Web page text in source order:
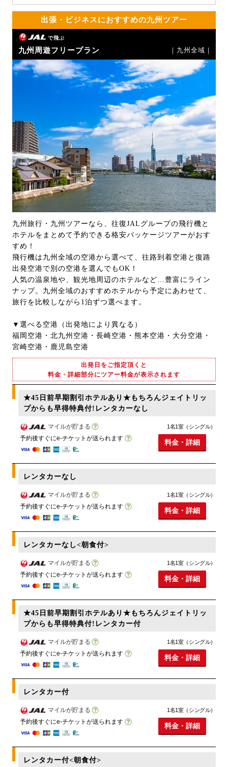
出張・ビジネスにおすすめの九州ツアー
で飛ぶ
九州周遊フリープラン ｜九州全域｜
九州旅行・九州ツアーなら、往復JALグループの飛行機と
ホテルをまとめて予約できる格安パッケージツアーがおす
すめ！
飛行機は九州全域の空港から選べて、往路到着空港と復路
出発空港で別の空港を選んでもOK！
人気の温泉地や、観光地周辺のホテルなど…豊富にライン
ナップ。九州全域のおすすめホテルから予定にあわせて、
旅行を比較しながら1泊ずつ選べます。
▼選べる空港（出発地により異なる）
福岡空港・北九州空港・長崎空港・熊本空港・大分空港・
宮崎空港・鹿児島空港
出発日をご指定頂くと
料金・詳細部分にツアー料金が表示されます
★45日前早期割引ホテルあり★もちろんジェイトリッ
プからも早得特典付!レンタカーなし
マイルが貯まる
予約後すぐにe-チケットが送られます
1名1室（シングル）
料金・詳細
レンタカーなし
マイルが貯まる
予約後すぐにe-チケットが送られます
1名1室（シングル）
料金・詳細
レンタカーなし<朝食付>
マイルが貯まる
予約後すぐにe-チケットが送られます
1名1室（シングル）
料金・詳細
★45日前早期割引ホテルあり★もちろんジェイトリッ
プからも早得特典付!レンタカー付
マイルが貯まる
予約後すぐにe-チケットが送られます
1名1室（シングル）
料金・詳細
レンタカー付
マイルが貯まる
予約後すぐにe-チケットが送られます
1名1室（シングル）
料金・詳細
レンタカー付<朝食付>